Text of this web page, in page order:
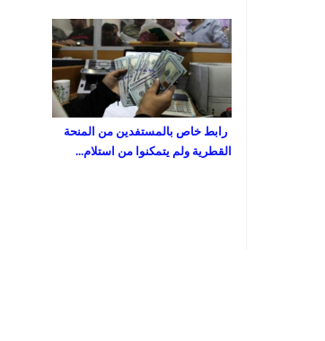
رابط خاص بالمستفدين من المنحة
القطرية ولم يتمكنوا من استلام...